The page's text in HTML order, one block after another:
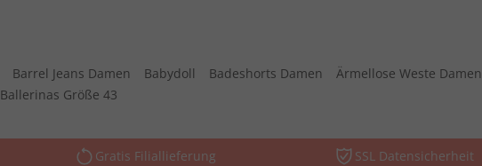
Barrel Jeans Damen Babydoll Badeshorts Damen Ärmellose Weste Damen
Ballerinas Größe 43
Gratis Filiallieferung SSL Datensicherheit